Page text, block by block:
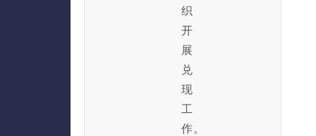
织
开
展
兑
现
工
作。